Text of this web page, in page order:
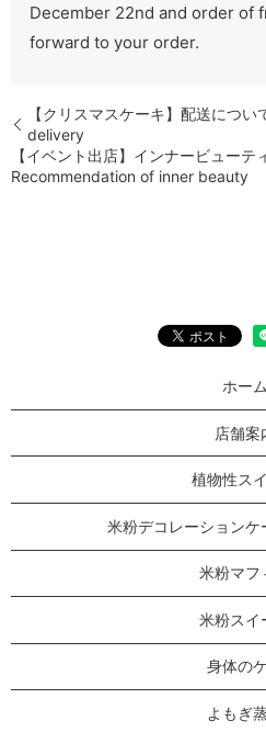
December 22nd and order of
forward to your order.
【クリスマスケーキ】配送につ
delivery
【イベント出店】インナービュー
Recommendation of inner beauty
ホーム
店舗案
植物性ス
米粉デコレーションケ
米粉マフ
米粉スイ
身体の
よもぎ